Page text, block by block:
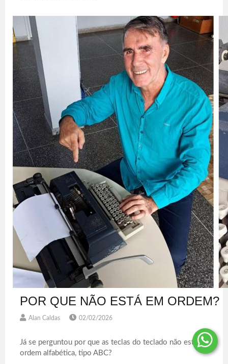
POR QUE NÃO ESTÁ EM ORDEM?
Alan Caldas 02/02/2026
Já se perguntou por que as teclas do teclado não estão em
ordem alfabética, tipo ABC?